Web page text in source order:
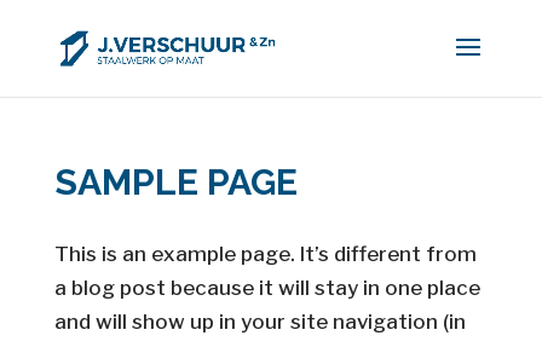
SAMPLE PAGE
This is an example page. It’s different from
a blog post because it will stay in one place
and will show up in your site navigation (in